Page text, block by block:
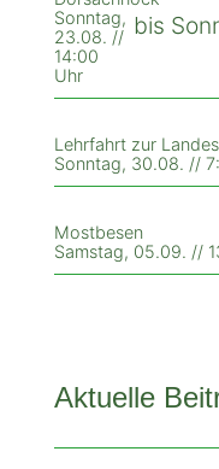
Sonntag,
23.08. //
14:00
Uhr
bis
Lehrfahrt zur
Sonntag, 30.08. //
Mostbesen
Samstag, 05.09. //
Aktuelle